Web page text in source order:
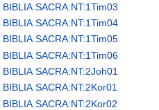
BIBLIA SACRA:NT:1Tim03
BIBLIA SACRA:NT:1Tim04
BIBLIA SACRA:NT:1Tim05
BIBLIA SACRA:NT:1Tim06
BIBLIA SACRA:NT:2Joh01
BIBLIA SACRA:NT:2Kor01
BIBLIA SACRA:NT:2Kor02